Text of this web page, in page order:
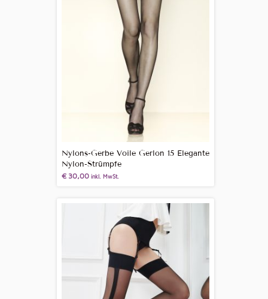
Nylons-Gerbe Voile Gerlon 15 Elegante
Nylon-Strümpfe
€30,00 inkl. MwSt.